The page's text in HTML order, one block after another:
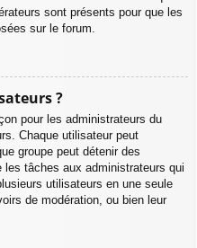
sont présents pour que les
sur le forum.
?
pour les administrateurs du
Chaque utilisateur peut
groupe peut détenir des
tâches aux administrateurs qui
utilisateurs en une seule
de modération, ou bien leur